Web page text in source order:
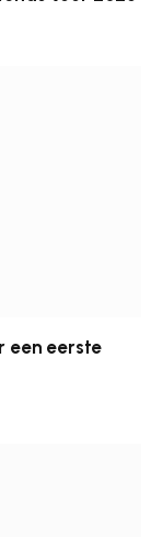
een eerste